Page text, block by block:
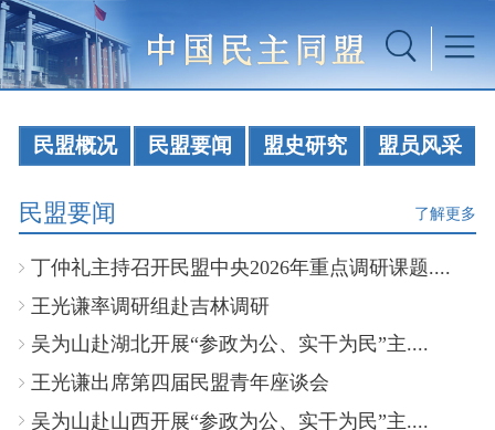
民盟概况 民盟要闻 盟史研究 盟员风采
民盟要闻 了解更多
丁仲礼主持召开民盟中央2026年重点调研课题....
王光谦率调研组赴吉林调研
吴为山赴湖北开展“参政为公、实干为民”主....
王光谦出席第四届民盟青年座谈会
吴为山赴山西开展“参政为公、实干为民”主....